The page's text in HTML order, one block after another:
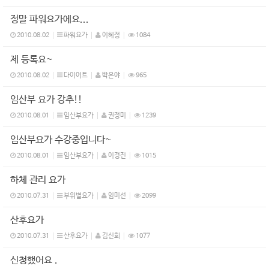
정말 파워요가에요...
2010.08.02 파워요가 이혜정 1084
제 등록요~
2010.08.02 다이어트 박은야 965
임산부 요가 강추!!
2010.08.01 임산부요가 권정미 1239
임산부요가 수강중입니다~
2010.08.01 임산부요가 이경진 1015
하체 관리 요가
2010.07.31 부위별요가 임미선 2099
산후요가
2010.07.31 산후요가 김신희 1077
신청했어요 .